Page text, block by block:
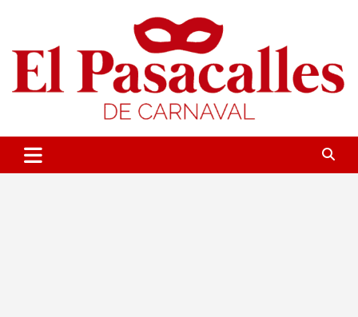
El Pasacalles de Carnaval